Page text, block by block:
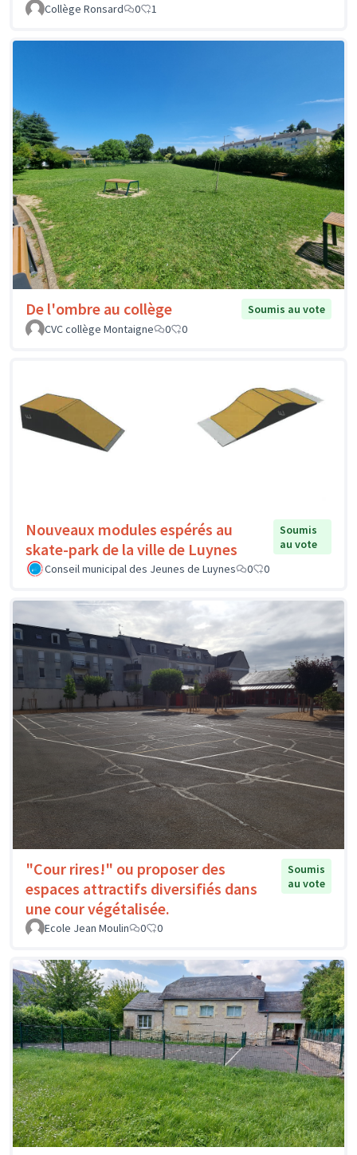
Collège Ronsard
0 1
De l'ombre au collège
Soumis au vote
CVC collège Montaigne
0 0
Nouveaux modules espérés au
skate-park de la ville de Luynes
Soumis
au vote
Conseil municipal des Jeunes de Luynes
0 0
"Cour rires!" ou proposer des
espaces attractifs diversifiés dans
une cour végétalisée.
Soumis
au vote
Ecole Jean Moulin 0 0